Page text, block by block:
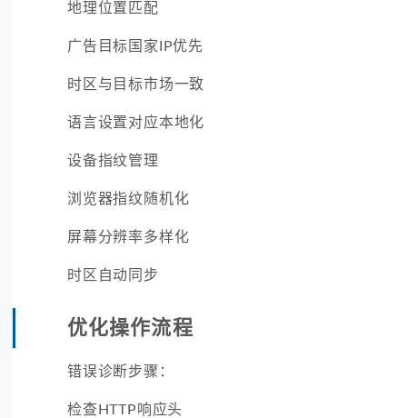
地理位置匹配
广告目标国家IP优先
时区与目标市场一致
语言设置对应本地化
设备指纹管理
浏览器指纹随机化
屏幕分辨率多样化
时区自动同步
优化操作流程
错误诊断步骤：
检查HTTP响应头